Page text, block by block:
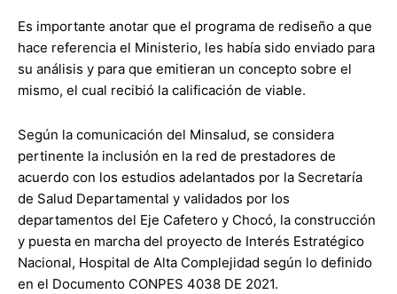
Es importante anotar que el programa de rediseño a que
hace referencia el Ministerio, les había sido enviado para
su análisis y para que emitieran un concepto sobre el
mismo, el cual recibió la calificación de viable.
Según la comunicación del Minsalud, se considera
pertinente la inclusión en la red de prestadores de
acuerdo con los estudios adelantados por la Secretaría
de Salud Departamental y validados por los
departamentos del Eje Cafetero y Chocó, la construcción
y puesta en marcha del proyecto de Interés Estratégico
Nacional, Hospital de Alta Complejidad según lo definido
en el Documento CONPES 4038 DE 2021.